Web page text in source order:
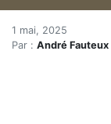
Accueil
Articles
Le boom
1 mai, 2025
Par : André Fauteux